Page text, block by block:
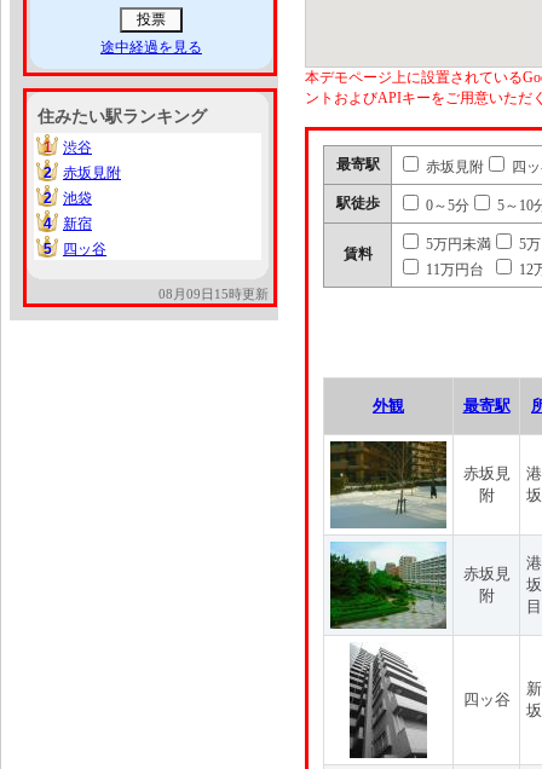
途中経過を見る
住みたい駅ランキング
1
1
渋谷
2
2
赤坂見附
2
2
池袋
4
4
新宿
5
5 四ッ谷
08月09日15時更新
本デモページ上に設置されている
ントおよびAPIキーをご用意いただ
最寄駅 赤坂見附 四
駅徒歩 0～5分 5～10
賃料
5万円未満
5
11万円台
12
外観 最寄駅
赤坂見
附
赤坂見
附
目
四ッ谷